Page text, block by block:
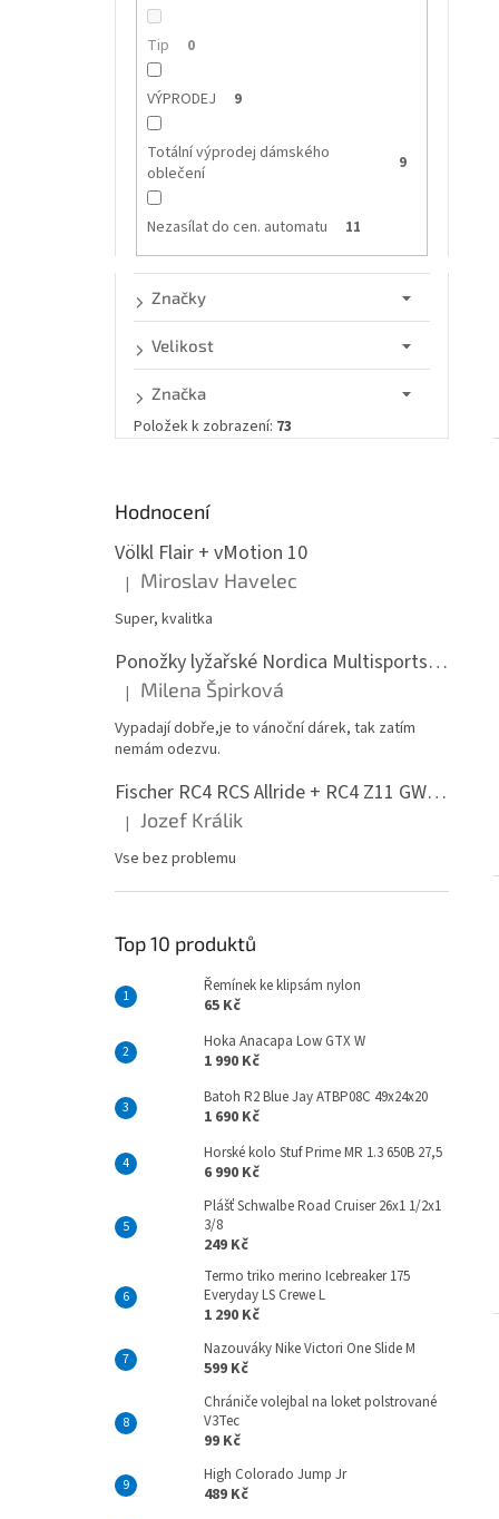
Tip 0
VÝPRODEJ 9
Totální výprodej dámského
oblečení
9
Nezasílat do cen. automatu 11
Značky
Velikost
Značka
Položek k zobrazení: 73
Hodnocení
Völkl Flair + vMotion 10
Hodnocení produktu je 5 z 5 hvězdiček.
| Miroslav Havelec
Super, kvalitka
Ponožky lyžařské Nordica Multisports Winter dvojbalení
Hodnocení produktu je 5 z 5 hvězdiček.
| Milena Špirková
Vypadají dobře,je to vánoční dárek, tak zatím
nemám odezvu.
Fischer RC4 RCS Allride + RC4 Z11 GW PR
Hodnocení produktu je 5 z 5 hvězdiček.
| Jozef Králik
Vse bez problemu
Top 10 produktů
Řemínek ke klipsám nylon
65 Kč
Hoka Anacapa Low GTX W
1 990 Kč
Batoh R2 Blue Jay ATBP08C 49x24x20
1 690 Kč
Horské kolo Stuf Prime MR 1.3 650B 27,5
6 990 Kč
Plášť Schwalbe Road Cruiser 26x1 1/2x1
3/8
249 Kč
Termo triko merino Icebreaker 175
Everyday LS Crewe L
1 290 Kč
Nazouváky Nike Victori One Slide M
599 Kč
Chrániče volejbal na loket polstrované
V3Tec
99 Kč
High Colorado Jump Jr
489 Kč